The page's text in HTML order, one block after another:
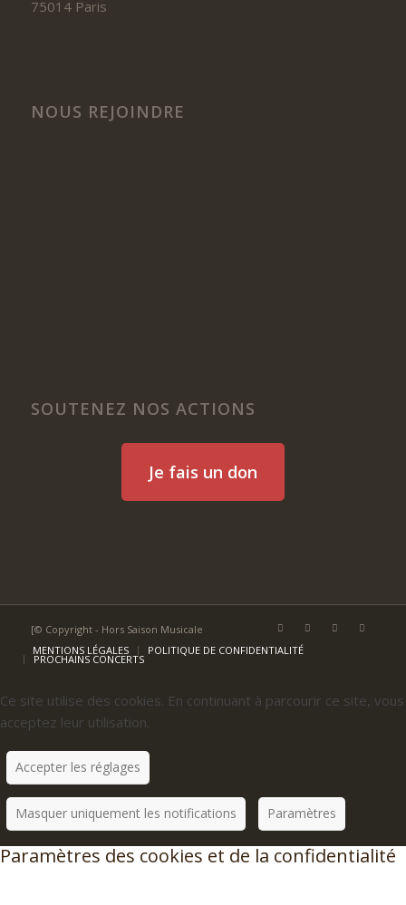
75014 Paris
NOUS REJOINDRE
SOUTENEZ NOS ACTIONS
Je fais un don
[© Copyright - Hors Saison Musicale
MENTIONS LÉGALES
POLITIQUE DE CONFIDENTIALITÉ
PROCHAINS CONCERTS
Ce site utilise des cookies. En continuant à parcourir ce site, vous
acceptez leur utilisation.
Accepter les réglages
Masquer uniquement les notifications Paramètres
Paramètres des cookies et de la confidentialité